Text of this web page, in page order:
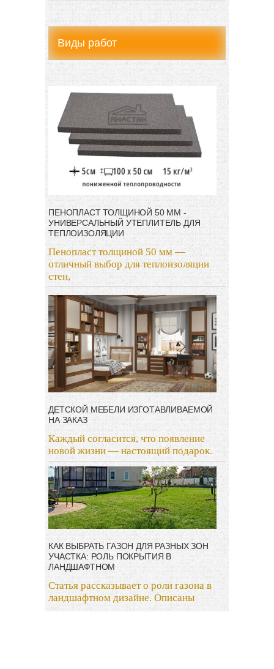
Виды работ
ПЕНОПЛАСТ ТОЛЩИНОЙ 50 ММ -
УНИВЕРСАЛЬНЫЙ УТЕПЛИТЕЛЬ ДЛЯ
ТЕПЛОИЗОЛЯЦИИ
Пенопласт толщиной 50 мм —
отличный выбор для теплоизоляции
стен,
ДЕТСКОЙ МЕБЕЛИ ИЗГОТАВЛИВАЕМОЙ
НА ЗАКАЗ
Каждый согласится, что появление
новой жизни — настоящий подарок.
КАК ВЫБРАТЬ ГАЗОН ДЛЯ РАЗНЫХ ЗОН
УЧАСТКА: РОЛЬ ПОКРЫТИЯ В
ЛАНДШАФТНОМ
Статья рассказывает о роли газона в
ландшафтном дизайне. Описаны